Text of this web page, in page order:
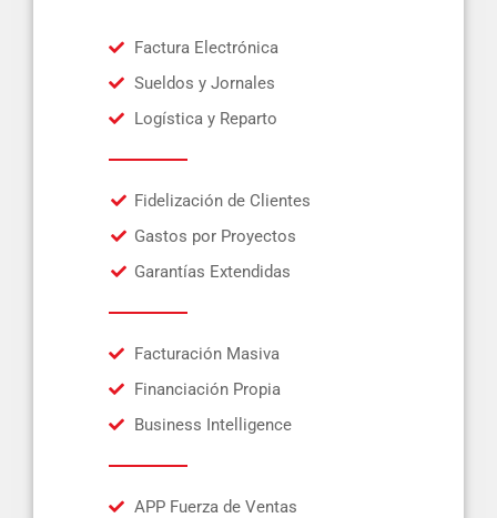
Factura Electrónica
Sueldos y Jornales
Logística y Reparto
Fidelización de Clientes
Gastos por Proyectos
Garantías Extendidas
Facturación Masiva
Financiación Propia
Business Intelligence
APP Fuerza de Ventas